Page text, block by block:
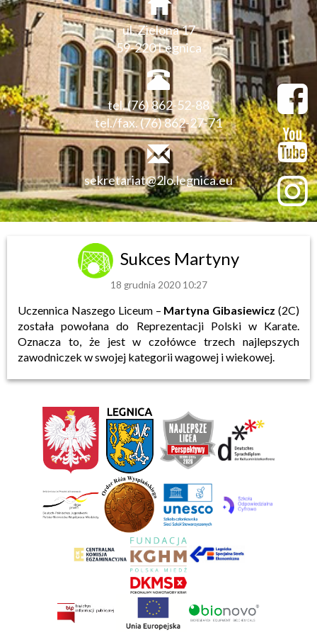
ul. Zielona 17
59-220 Legnica
tel. (76) 862-52-88
tel./fax. (76) 862-27-71
sekretariat@2lo.legnica.eu
Sukces Martyny
18 grudnia 2020 10:27
Uczennica Naszego Liceum – Martyna Gibasiewicz (2C)
została powołana do Reprezentacji Polski w Karate.
Oznacza to, że jest w czołówce trzech najlepszych
zawodniczek w swojej kategorii wagowej i wiekowej.